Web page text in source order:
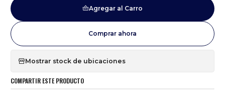
Agregar al Carro
Comprar ahora
Mostrar stock de ubicaciones
COMPARTIR ESTE PRODUCTO